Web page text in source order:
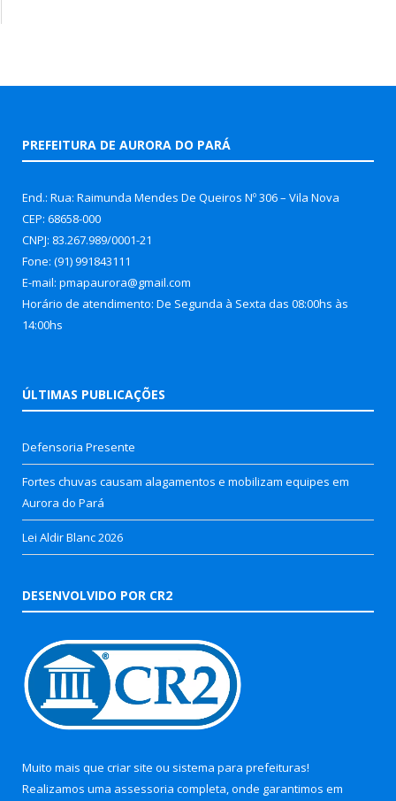
PREFEITURA DE AURORA DO PARÁ
End.: Rua: Raimunda Mendes De Queiros Nº 306 – Vila Nova
CEP: 68658-000
CNPJ: 83.267.989/0001-21
Fone: (91) 991843111
E-mail: pmapaurora@gmail.com
Horário de atendimento: De Segunda à Sexta das 08:00hs às
14:00hs
ÚLTIMAS PUBLICAÇÕES
Defensoria Presente
Fortes chuvas causam alagamentos e mobilizam equipes em
Aurora do Pará
Lei Aldir Blanc 2026
DESENVOLVIDO POR CR2
Muito mais que criar site ou sistema para prefeituras!
Realizamos uma assessoria completa, onde garantimos em